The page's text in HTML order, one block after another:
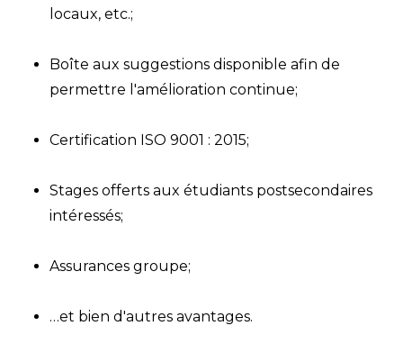
locaux, etc.;
Boîte aux suggestions disponible afin de
permettre l'amélioration continue;
Certification ISO 9001 : 2015;
Stages offerts aux étudiants postsecondaires
intéressés;
Assurances groupe;
…et bien d'autres avantages.